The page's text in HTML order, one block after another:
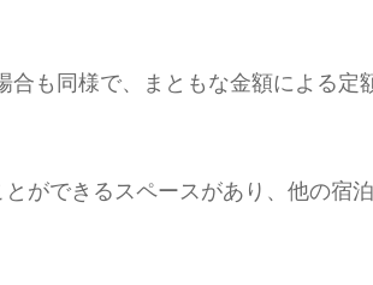
も同様で、まともな金額による定
ができるスペースがあり、他の宿